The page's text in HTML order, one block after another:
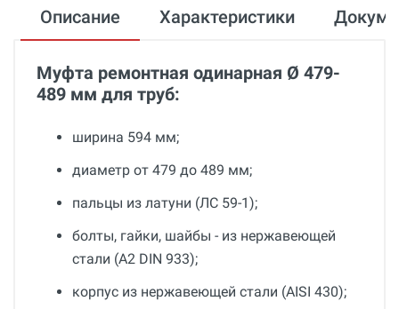
Описание Характеристики
Муфта ремонтная одинарная Ø 479-
489 мм для труб:
ширина 594 мм;
диаметр от 479 до 489 мм;
пальцы из латуни (ЛС 59-1);
болты, гайки, шайбы - из нержавеющей
стали (A2 DIN 933);
корпус из нержавеющей стали (AISI 430);